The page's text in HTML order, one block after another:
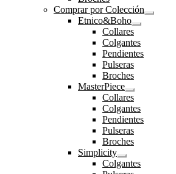
Comprar por Colección
Expandir
Etnico&Boho
Expandir
menú
hijo
Collares
Colgantes
Pendientes
Pulseras
Broches
MasterPiece
Expandir
el
menú
hijo
Collares
Colgantes
Pendientes
Pulseras
Broches
Simplicity
Expandir
el
Colgantes